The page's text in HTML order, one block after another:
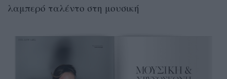
λαμπερό ταλέντο στη μουσική